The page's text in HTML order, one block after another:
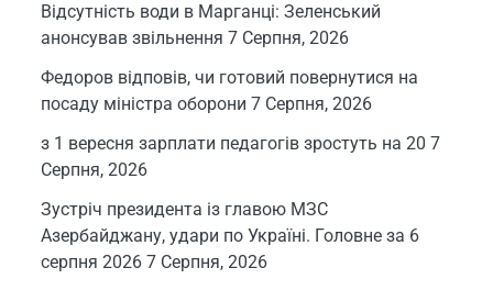
Відсутність води в Марганці: Зеленський
анонсував звільнення 7 Серпня, 2026
Федоров відповів, чи готовий повернутися на
посаду міністра оборони 7 Серпня, 2026
з 1 вересня зарплати педагогів зростуть на 20 7
Серпня, 2026
Зустріч президента із главою МЗС
Азербайджану, удари по Україні. Головне за 6
серпня 2026 7 Серпня, 2026